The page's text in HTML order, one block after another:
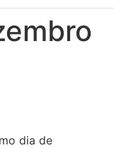
dia de